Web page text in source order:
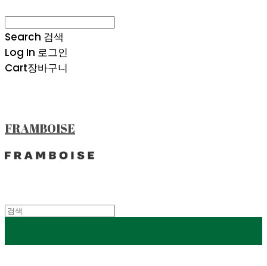
Search 검색
Log In 로그인
Cart장바구니
FRAMBOISE